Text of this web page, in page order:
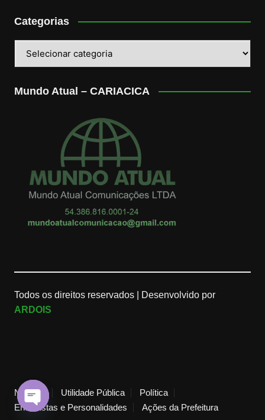
Categorias
Mundo Atual – CARIACICA
Todos os direitos reservados |
Desenvolvido por
ARDOIS
Notícias Utilidade Pública
Política
Entrevistas e Personalidades
Ações da Prefeitura